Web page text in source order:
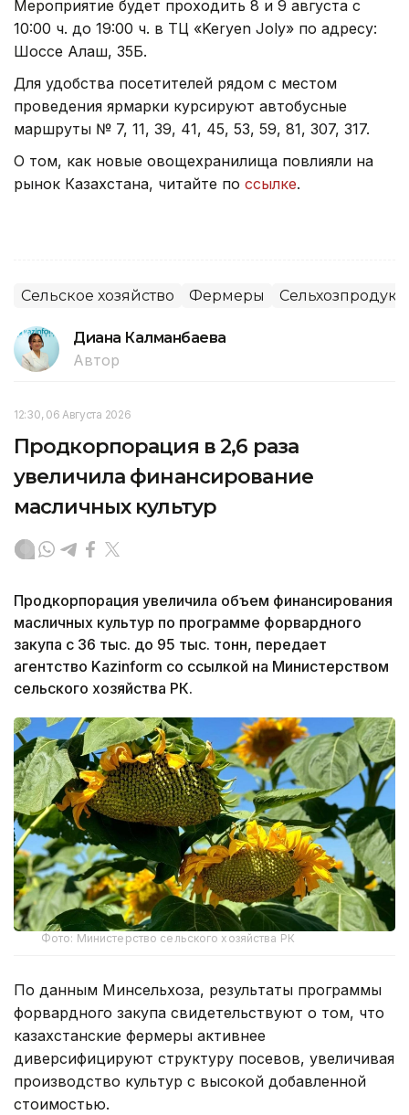
Мероприятие будет проходить 8 и 9 августа с
10:00 ч. до 19:00 ч. в ТЦ «Keryen Joly» по адресу:
Шоссе Алаш, 35Б.
Для удобства посетителей рядом с местом
проведения ярмарки курсируют автобусные
маршруты № 7, 11, 39, 41, 45, 53, 59, 81, 307, 317.
О том, как новые овощехранилища повлияли на
рынок Казахстана, читайте по ссылке.
Сельское хозяйство Фермеры
Диана Калманбаева
Автор
12:30, 06 Августа 2026
Продкорпорация в 2,6 раза
увеличила финансирование
масличных культур
Продкорпорация увеличила объем финансирования
масличных культур по программе форвардного
закупа с 36 тыс. до 95 тыс. тонн, передает
агентство Kazinform со ссылкой на Министерством
сельского хозяйства РК.
Фото: Министерство сельского хозяйства РК
По данным Минсельхоза, результаты программы
форвардного закупа свидетельствуют о том, что
казахстанские фермеры активнее
диверсифицируют структуру посевов, увеличивая
производство культур с высокой добавленной
стоимостью.